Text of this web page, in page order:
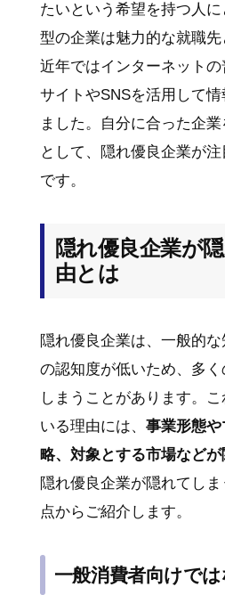
たいという希望を持つ人
型の企業は魅力的な就職先
近年ではインターネットの
サイトやSNSを活用して
ました。自分に合った企
として、隠れ優良企業が
です。
隠れ優良企業が
由とは
隠れ優良企業は、一般的
の認知度が低いため、多
しまうことがあります。
いる理由には、 事業形態
略、対象とする市場などが
隠れ優良企業が隠れてし
点からご紹介します。
一般消費者向けで